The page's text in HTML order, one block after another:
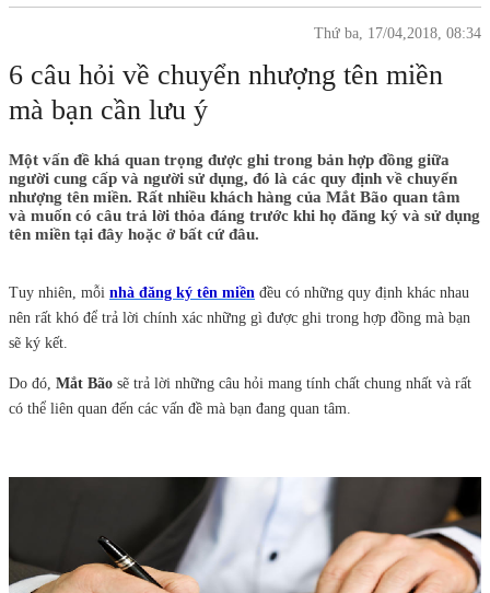
Thứ ba, 17/04,2018, 08:34
6 câu hỏi về chuyển nhượng tên miền
mà bạn cần lưu ý
Một vấn đề khá quan trọng được ghi trong bản hợp đồng giữa
người cung cấp và người sử dụng, đó là các quy định về chuyển
nhượng tên miền. Rất nhiều khách hàng của Mắt Bão quan tâm
và muốn có câu trả lời thỏa đáng trước khi họ đăng ký và sử dụng
tên miền tại đây hoặc ở bất cứ đâu.
Tuy nhiên, mỗi nhà đăng ký tên miền đều có những quy định khác nhau
nên rất khó để trả lời chính xác những gì được ghi trong hợp đồng mà bạn
sẽ ký kết.
Do đó, Mắt Bão sẽ trả lời những câu hỏi mang tính chất chung nhất và rất
có thể liên quan đến các vấn đề mà bạn đang quan tâm.